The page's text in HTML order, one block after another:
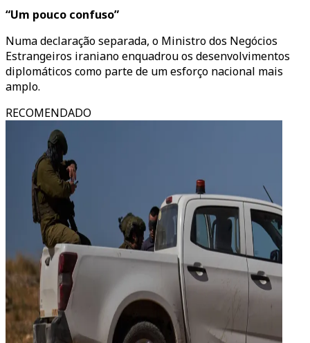
“Um pouco confuso”
Numa declaração separada, o Ministro dos Negócios
Estrangeiros iraniano enquadrou os desenvolvimentos
diplomáticos como parte de um esforço nacional mais
amplo.
RECOMENDADO